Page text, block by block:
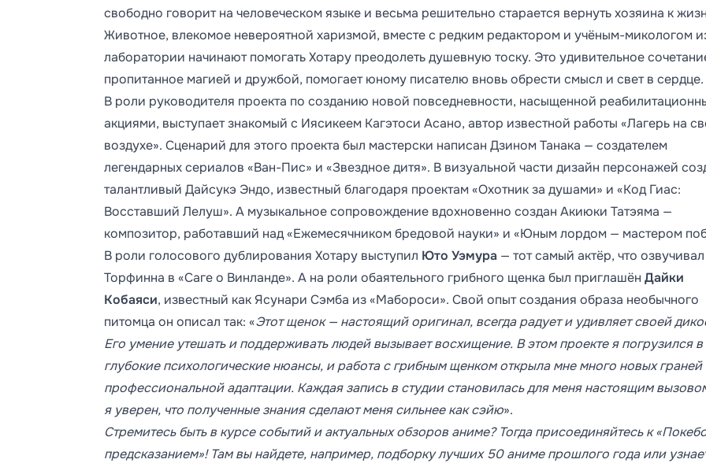
свободно говорит на человеческом языке и весьма решительно старается вернуть хозяина к
Животное, влекомое невероятной харизмой, вместе с редким редактором и учёным-микологом
лаборатории начинают помогать Хотару преодолеть душевную тоску. Это удивительное
пропитанное магией и дружбой, помогает юному писателю вновь обрести смысл и свет в сердце.
В роли руководителя проекта по созданию новой повседневности, насыщенной
акциями, выступает знакомый с Иясикеем Кагэтоси Асано, автор известной работы «Лагерь на
воздухе». Сценарий для этого проекта был мастерски написан Дзином Танака — создателем
легендарных сериалов «Ван-Пис» и «Звездное дитя». В визуальной части дизайн персонажей
талантливый Дайсукэ Эндо, известный благодаря проектам «Охотник за душами» и «Код Гиас:
Восставший Лелуш». А музыкальное сопровождение вдохновенно создан Акиюки Татэяма —
композитор, работавший над «Ежемесячником бредовой науки» и «Юным лордом — мастером
В роли голосового дублирования Хотару выступил Юто Уэмура — тот самый актёр, что озвучивал
Торфинна в «Саге о Винланде». А на роли обаятельного грибного щенка был приглашён Дайки
Кобаяси, известный как Ясунари Сэмба из «Мабороси». Свой опыт создания образа необычного
питомца он описал так: «Этот щенок — настоящий оригинал, всегда радует и удивляет своей
Его умение утешать и поддерживать людей вызывает восхищение. В этом проекте я погрузился в
глубокие психологические нюансы, и работа с грибным щенком открыла мне много новых граней
профессиональной адаптации. Каждая запись в студии становилась для меня настоящим
я уверен, что полученные знания сделают меня сильнее как сэйю».
Стремитесь быть в курсе событий и актуальных обзоров аниме? Тогда присоединяйтесь к
предсказанием»! Там вы найдете, например, подборку лучших 50 аниме прошлого года или